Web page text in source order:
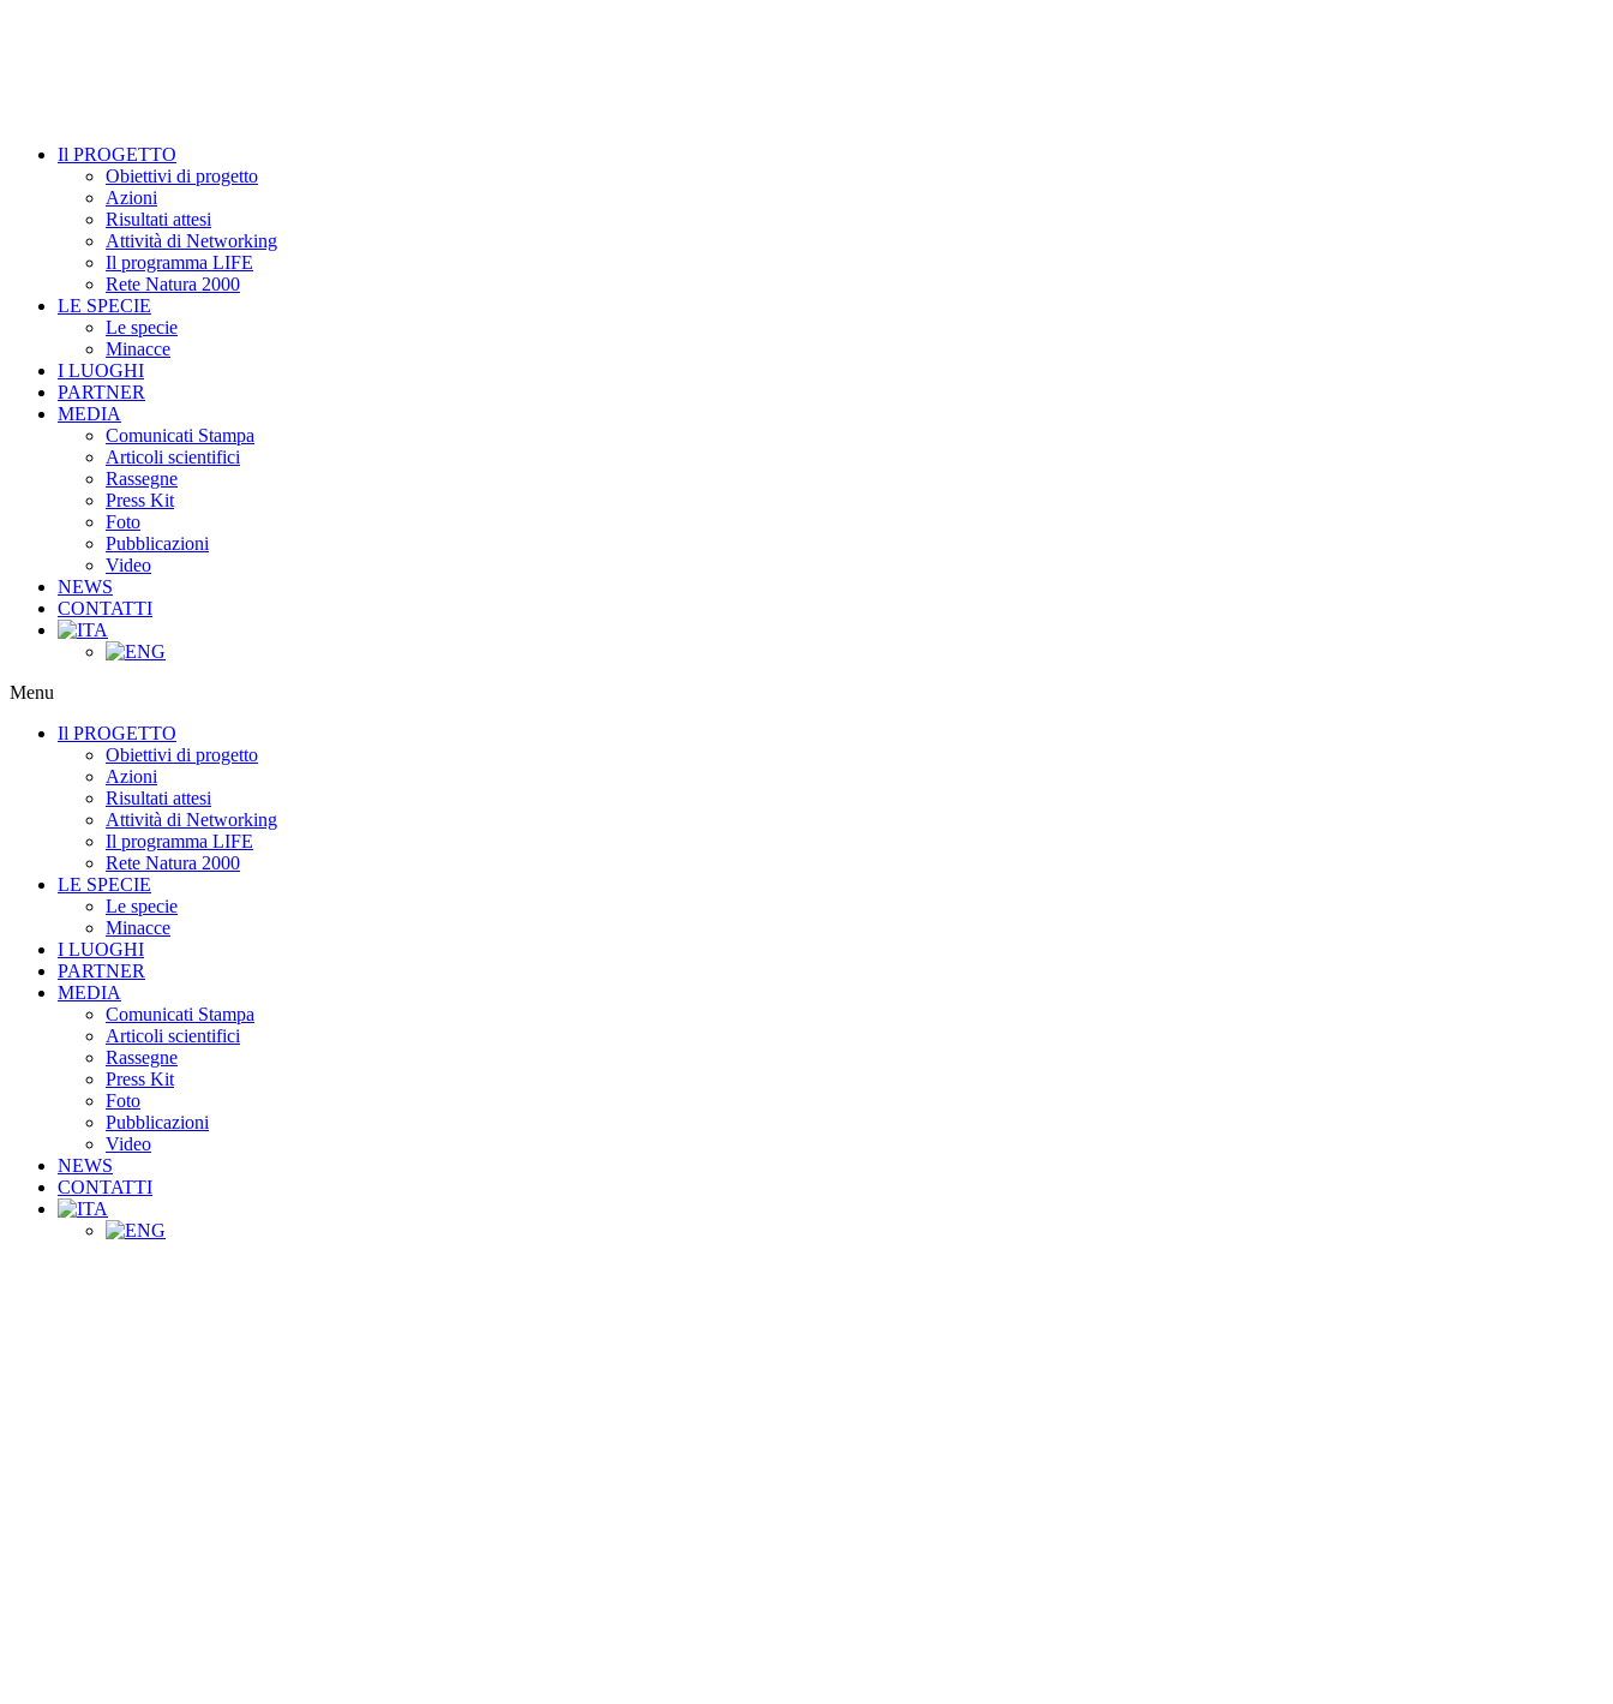
Il PROGETTO
Obiettivi di progetto
Azioni
Risultati attesi
Attività di Networking
Il programma LIFE
Rete Natura 2000
LE SPECIE
Le specie
Minacce
I LUOGHI
PARTNER
MEDIA
Comunicati Stampa
Articoli scientifici
Rassegne
Press Kit
Foto
Pubblicazioni
Video
NEWS
CONTATTI
Menu
Il PROGETTO
Obiettivi di progetto
Azioni
Risultati attesi
Attività di Networking
Il programma LIFE
Rete Natura 2000
LE SPECIE
Le specie
Minacce
I LUOGHI
PARTNER
MEDIA
Comunicati Stampa
Articoli scientifici
Rassegne
Press Kit
Foto
Pubblicazioni
Video
NEWS
CONTATTI